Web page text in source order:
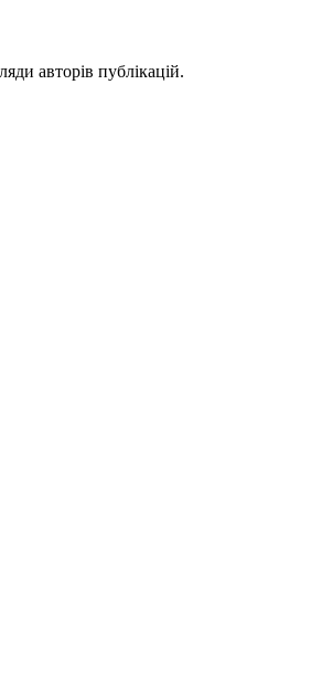
авторів публікацій.